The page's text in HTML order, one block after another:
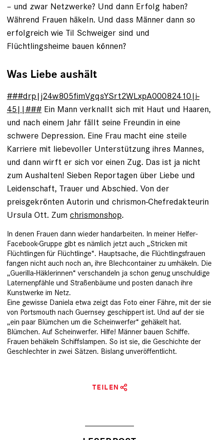
– und zwar Netzwerke? Und dann Erfolg haben?
Während Frauen häkeln. ­Und dass Männer dann so
erfolgreich wie Til Schweiger sind und
Flüchtlingsheime bauen können?
Was Liebe aushält
###drp|j24w805fimVgqsYSrt2WLxpA00082410|i-
45||### Ein Mann verknallt sich mit Haut und Haaren,
und nach einem Jahr fällt seine Freundin in eine
schwere Depression. Eine Frau macht eine steile
Karriere mit liebevoller Unterstützung ihres Mannes,
und dann wirft er sich vor einen Zug. Das ist ja nicht
zum Aushalten! Sieben Reportagen über Liebe und
Leidenschaft, Trauer und Abschied. Von der
preisgekrönten Autorin und chrismon-Chefredakteurin
Ursula Ott. Zum chrismonshop.
In denen Frauen dann wieder handarbeiten. In meiner Helfer-
Facebook-Gruppe gibt es nämlich jetzt auch „Stricken mit
Flüchtlingen für Flüchtlinge“. Hauptsache, die Flüchtlingsfrauen
fangen nicht auch noch an, ihre Blechcontainer zu ­umhäkeln. Die
„Guerilla-Häklerin­nen“ verschandeln ja schon genug unschuldige
Laternenpfähle und Straßenbäume und posten danach ihre
Kunstwerke im Netz.
Eine gewisse Daniela etwa zeigt das Foto ­einer Fähre, mit der sie
von Portsmouth nach Guernsey geschippert ist. Und auf der sie
„ein paar Blümchen um die Scheinwerfer“ ge­häkelt hat.
Blümchen. Auf Scheinwerfer. Hilfe! Männer bauen Schiffe.
Frauen be­häkeln Schiffslampen. So ist sie, die Geschichte der
Geschlechter in zwei Sätzen. Bislang unver­öffentlicht.
TEILEN